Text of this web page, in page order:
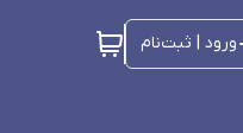
ورود | ثبت‌نام